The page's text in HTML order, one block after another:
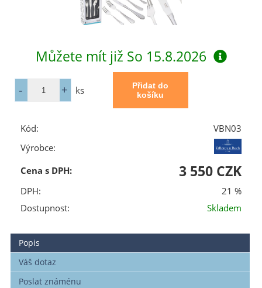
Můžete mít již So 15.8.2026
ks
Kód:
VBN03
Výrobce:
Cena s DPH:
3 550 CZK
DPH:
21 %
Dostupnost:
Skladem
Popis
Váš dotaz
Poslat známénu